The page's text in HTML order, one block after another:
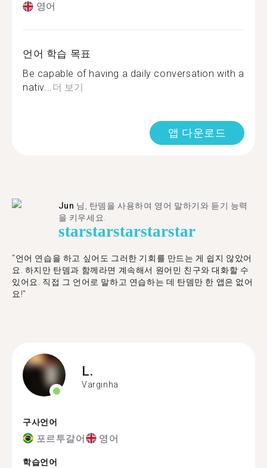
영어
언어 학습 목표
Be capable of having a daily conversation with a
nativ...더 보기
앱 다운로드
Jun 님, 탄뎀을 사용하여 영어 말하기와 듣기 능력
을 키우세요.
starstarstarstarstar
"언어 연습을 하고 싶어도 그러한 기회를 만드는 게 쉽지 않았어
요. 하지만 탄뎀과 함께라면 계속해서 원어민 친구와 대화할 수
있어요. 직접 그 언어로 말하고 연습하는 데 탄뎀만 한 앱은 없어
요!"
L.
Varginha
구사언어
포르투갈어 영어
학습언어